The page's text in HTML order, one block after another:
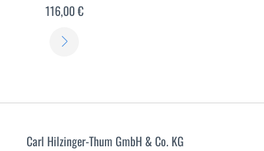
116,00 €
Carl Hilzinger-Thum GmbH & Co. KG